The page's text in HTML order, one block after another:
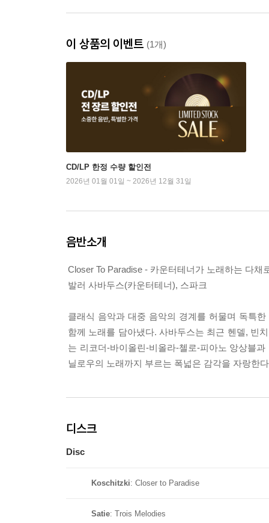
이 상품의 이벤트 (1개)
CD/LP 한정 수량 할인전
2026년 01월 01일 ~ 2026년 12월 31일
음반소개
Closer To Paradise - 카운터테너가 노래하는 다채
발러 사바두스(카운터테너), 스파크
클래식 음악과 대중 음악의 경계를 허물며 독특
함께 노래를 담아냈다. 사바두스는 최근 헨델, 빈
는 리코더-바이올린-비올라-첼로-피아노 앙상블
닐로우의 노래까지 부르는 폭넓은 감각을 자랑한
디스크
Disc
Koschitzki: Closer to Paradise
Satie: Trois Melodies